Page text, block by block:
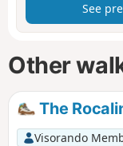
See
Other
The
Visorando